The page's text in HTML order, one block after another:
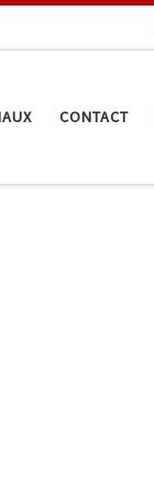
CONTACT